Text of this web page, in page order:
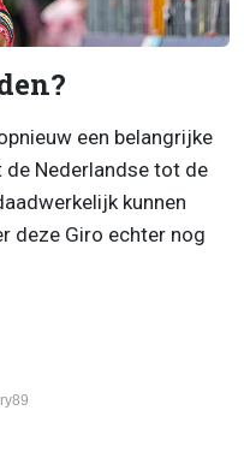
een belangrijke
de Nederlandse tot de
kunnen
deze Giro echter nog